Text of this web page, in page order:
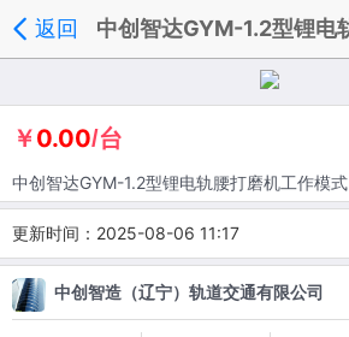
返回
￥0.00/台
中创智达GYM-1.2型锂电轨腰打磨机工作模式
更新时间：2025-08-06 11:17
中创智造（辽宁）轨道交通有限公司